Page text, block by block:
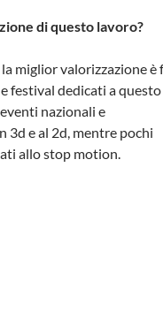
di questo lavoro?
miglior valorizzazione è
festival dedicati a questo
nazionali e
3d e al 2d, mentre pochi
allo stop motion.